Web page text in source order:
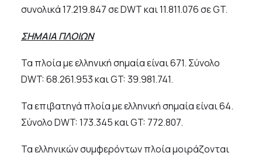
συνολικά 17.219.847 σε DWT και 11.811.076 σε GT.
ΣΗΜΑΙΑ ΠΛΟΙΩΝ
Τα πλοία με ελληνική σημαία είναι 671. Σύνολο
DWT: 68.261.953 και GT: 39.981.741.
Τα επιβατηγά πλοία με ελληνική σημαία είναι 64.
Σύνολο DWT: 173.345 και GT: 772.807.
Τα ελληνικών συμφερόντων πλοία μοιράζονται